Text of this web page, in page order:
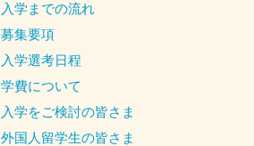
入学までの流れ
募集要項
入学選考日程
学費について
入学をご検討の皆さま
外国人留学生の皆さま